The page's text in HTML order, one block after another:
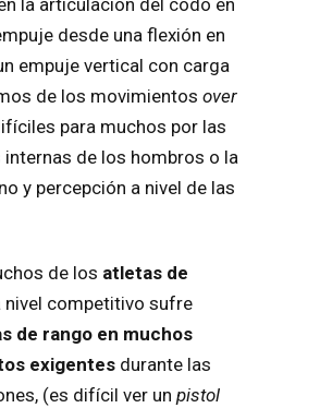
la articulación del codo en
desde una flexión en
empuje vertical con carga
de los movimientos over
para muchos por las
de los hombros o la
y percepción a nivel de las
de los atletas de
nivel competitivo sufre
de rango en muchos
exigentes durante las
(es difícil ver un pistol